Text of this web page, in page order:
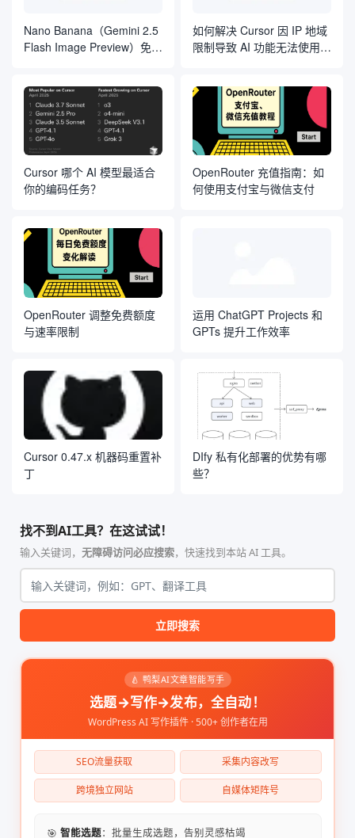
Nano Banana（Gemini 2.5
Flash Image Preview）免费
如何解决 Cursor 因 IP 地域
限制导致 AI 功能无法使用的
Cursor 哪个 AI 模型最适合
你的编码任务？
OpenRouter 充值指南：如
何使用支付宝与微信支付
OpenRouter 调整免费额度
与速率限制
运用 ChatGPT Projects 和
GPTs 提升工作效率
Cursor 0.47.x 机器码重置补
丁
DIfy 私有化部署的优势有哪
些？
找不到AI工具？在这试试！
输入关键词， 无障碍访问必应搜索，快速找到本站 AI 工具。
立即搜索
🍐 鸭梨AI文章智能写手
选题→写作→发布，全自动！
WordPress AI 写作插件 · 500+ 创作者在用
SEO流量获取 采集内容改写
跨境独立网站 自媒体矩阵号
🎯 智能选题：批量生成选题，告别灵感枯竭